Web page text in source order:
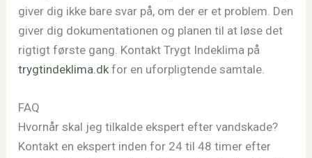
giver dig ikke bare svar på, om der er et problem. Den
giver dig dokumentationen og planen til at løse det
rigtigt første gang. Kontakt Trygt Indeklima på
trygtindeklima.dk for en uforpligtende samtale.
FAQ
Hvornår skal jeg tilkalde ekspert efter vandskade?
Kontakt en ekspert inden for 24 til 48 timer efter